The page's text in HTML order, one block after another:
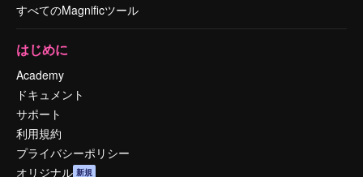
すべてのMagnificツール
はじめに
Academy
ドキュメント
サポート
利用規約
プライバシーポリシー
オリジナル 新規